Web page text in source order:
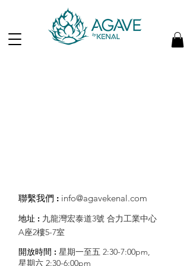
​聯繫我們 : info@agavekenal.com
地址 : 九龍灣宏泰道3號 合力工業中心
A座2樓5-7室
開放時間 : 星期一至五 2:30-7:00pm,
星期六 2:30-6:00pm